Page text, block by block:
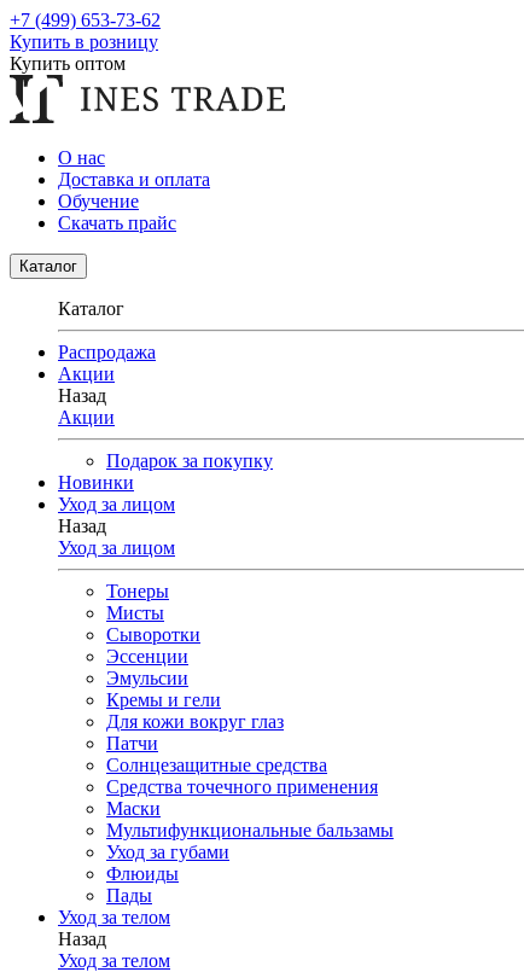
+7 (499) 653-73-62
Купить в розницу
Купить оптом
О нас
Доставка и оплата
Обучение
Скачать прайс
Каталог
Каталог
Распродажа
Акции
Назад
Акции
Подарок за покупку
Новинки
Уход за лицом
Назад
Уход за лицом
Тонеры
Мисты
Сыворотки
Эссенции
Эмульсии
Кремы и гели
Для кожи вокруг глаз
Патчи
Солнцезащитные средства
Средства точечного применения
Маски
Мультифункциональные бальзамы
Уход за губами
Флюиды
Пады
Уход за телом
Назад
Уход за телом